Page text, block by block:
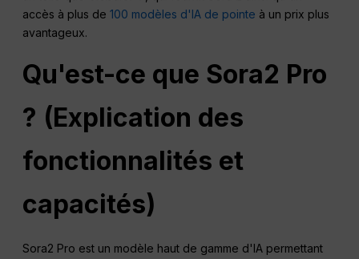
accès à plus de100 modèles d'IA de pointe à un prix plus
avantageux.
Qu'est-ce que Sora2 Pro
? (Explication des
fonctionnalités et
capacités)
Sora2 Pro est un modèle haut de gamme d'IA permettant